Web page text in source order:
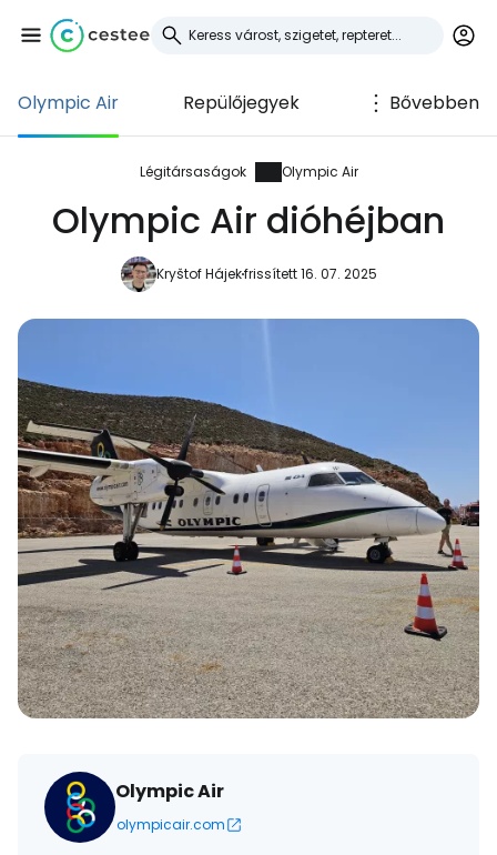
Olympic Air Repülőjegyek Bővebben
Légitársaságok Olympic Air
Olympic Air dióhéjban
Kryštof Hájekfrissített 16. 07. 2025
Olympic Air
olympicair.com
Bejelentkezés a
Cestee-be
... az utazási közösség világszerte
Folytatás a Facebookkal
Folytassa e-mailben